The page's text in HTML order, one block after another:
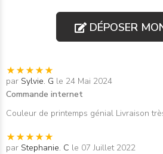
DÉPOSER
par Sylvie. G le 24 Mai 2024
Commande internet
Couleur de printemps génial Livraison
par Stephanie. C le 07 Juillet 2022